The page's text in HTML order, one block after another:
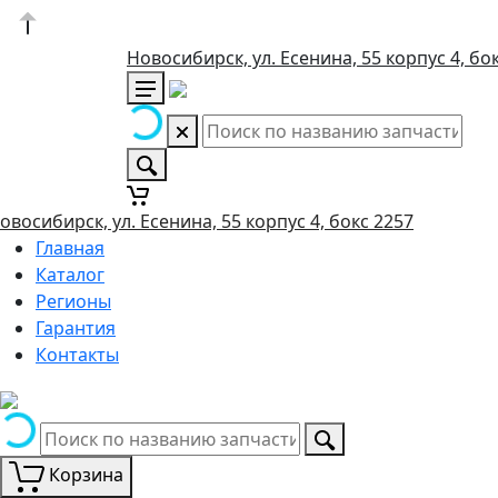
Новосибирск, ул. Есенина, 55 корпус 4,
ул. Есенина, 55 корпус 4, бокс 2257
Главная
Каталог
Регионы
Гарантия
Контакты
Корзина